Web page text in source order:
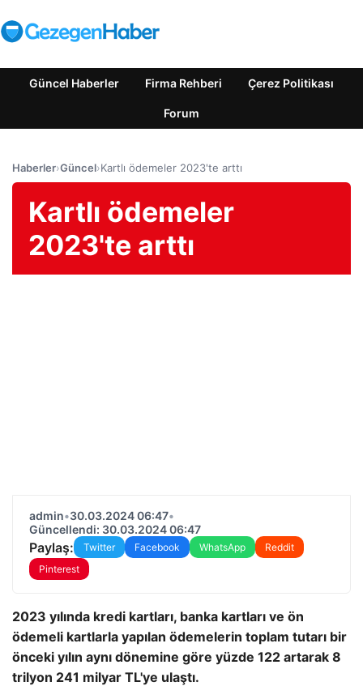
Güncel Haberler Firma Rehberi Çerez Politikası
Forum
Haberler›Güncel›Kartlı ödemeler 2023'te arttı
Kartlı ödemeler
2023'te arttı
admin•30.03.2024 06:47•
Güncellendi: 30.03.2024 06:47
Paylaş: Twitter Facebook WhatsApp
Reddit
Pinterest
2023 yılında kredi kartları, banka kartları ve ön
ödemeli kartlarla yapılan ödemelerin toplam tutarı bir
önceki yılın aynı dönemine göre yüzde 122 artarak 8
trilyon 241 milyar TL'ye ulaştı.